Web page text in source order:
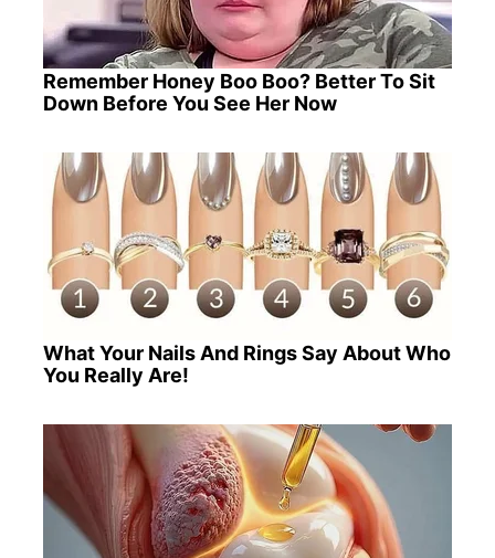
Remember Honey Boo Boo? Better To Sit
Down Before You See Her Now
What Your Nails And Rings Say About Who
You Really Are!